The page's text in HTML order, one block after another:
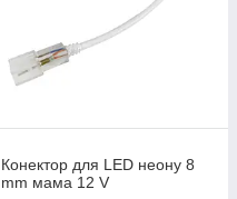
Конектор для LED неону 8
mm мама 12 V